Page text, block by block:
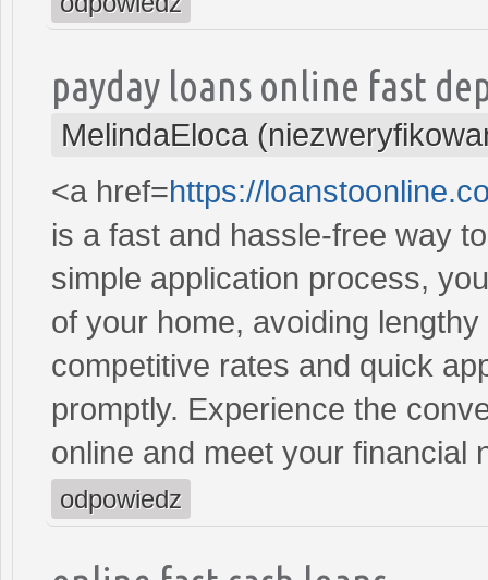
payday loans online fast
MelindaEloca
<a href=https://
is a fast and hassle-free way
simple application process,
of your home, avoiding
competitive rates and quick
promptly. Experience the
online and meet your financial
odpowiedz